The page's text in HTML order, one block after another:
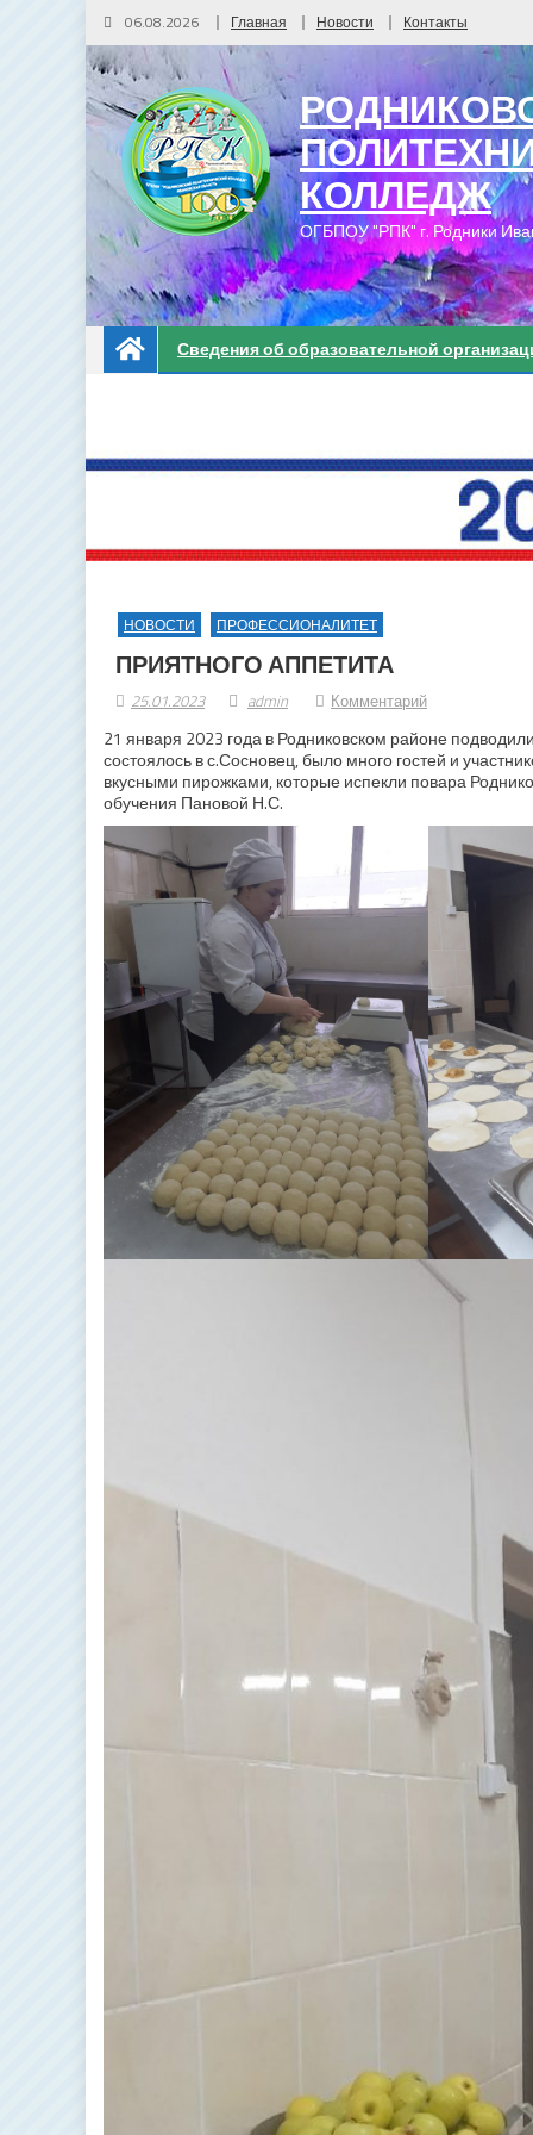
06.08.2026 Главная Новости Контакты
КОЛЛЕДЖ
ОГБПОУ "РПК" г. Родники
Сведения об образовательной
НОВОСТИ ПРОФЕССИОНАЛИТЕТ
ПРИЯТНОГО АППЕТИТА
25.01.2023 admin Комментарий
21 января 2023 года в Родниковском районе
состоялось в с.Сосновец, было много гостей и
вкусными пирожками, которые испекли повара
обучения Пановой Н.С.